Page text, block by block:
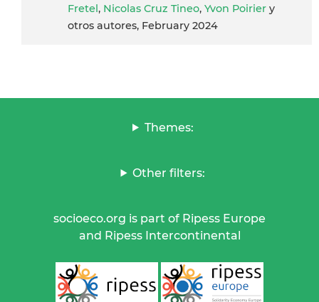
Fretel, Nicolas Cruz Tineo, Yvon Poirier y
otros autores, February 2024
Themes:
Other filters:
socioeco.org is part of Ripess Europe
and Ripess Intercontinental